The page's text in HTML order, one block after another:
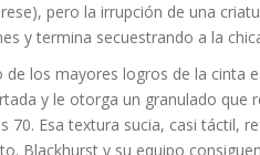
pero la irrupción de una
y termina secuestrando a la
de los mayores logros de la cinta
y le otorga un granulado que
70. Esa textura sucia, casi táctil,
Blackhurst y su equipo